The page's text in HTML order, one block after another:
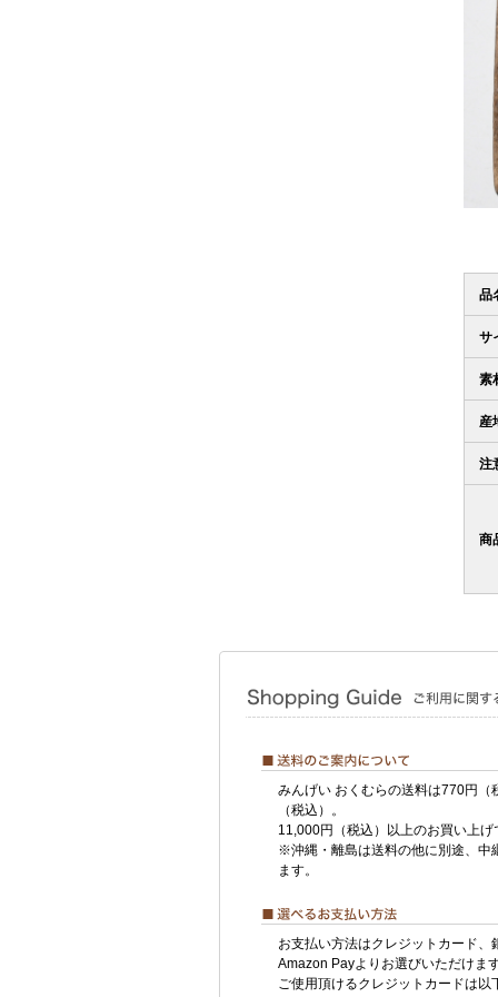
品
サ
素
産
注
商
みんげい おくむらの送料は770円
（税込）。
11,000円（税込）以上のお買い上
※沖縄・離島は送料の他に別途、中
ます。
お支払い方法はクレジットカード、
Amazon Payよりお選びいただけま
ご使用頂けるクレジットカードは以